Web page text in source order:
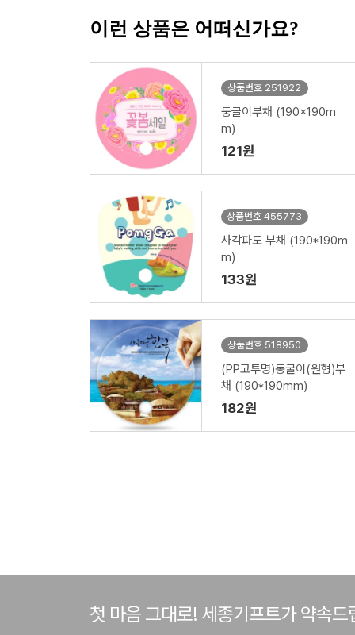
이런 상품은 어떠신가요?
상품번호 251922
둥글이부채 (190x190m
m)
121원
상품번호 455773
사각파도 부채 (190*190m
m)
133원
상품번호 518950
(PP고투명)동굴이(원형)부
채 (190*190mm)
182원
첫 마음 그대로! 세종기프트가 약속드